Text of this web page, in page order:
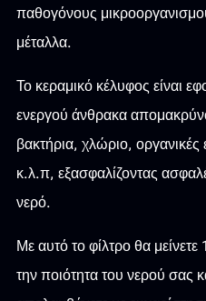
παθογόνους
μέταλλα.
Το κεραμικό κέλυφος είναι
ενεργού άνθρακα
βακτήρια, χλώριο,
κ.λ.π, εξασφαλίζοντας
νερό.
Με αυτό το φίλτρο θα
την ποιότητα του νερού σας